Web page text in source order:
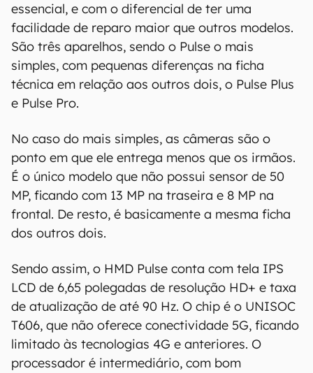
essencial, e com o diferencial de ter uma
facilidade de reparo maior que outros modelos.
São três aparelhos, sendo o Pulse o mais
simples, com pequenas diferenças na ficha
técnica em relação aos outros dois, o Pulse Plus
e Pulse Pro.
No caso do mais simples, as câmeras são o
ponto em que ele entrega menos que os irmãos.
É o único modelo que não possui sensor de 50
MP, ficando com 13 MP na traseira e 8 MP na
frontal. De resto, é basicamente a mesma ficha
dos outros dois.
Sendo assim, o HMD Pulse conta com tela IPS
LCD de 6,65 polegadas de resolução HD+ e taxa
de atualização de até 90 Hz. O chip é o UNISOC
T606, que não oferece conectividade 5G, ficando
limitado às tecnologias 4G e anteriores. O
processador é intermediário, com bom
Aviso legal: O Canaltech não se responsabiliza
por quaisquer erros ou omissões, ou mesmo
os resultados obtidos com o uso dessas
informações. As informações são fornecidas
"como estão", sem qualquer garantia de
precisão, detalhes, variações ou em relação
aos resultados obtidos com o uso dessas